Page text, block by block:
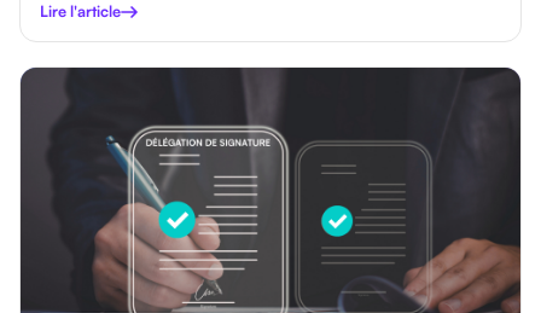
Lire l'article